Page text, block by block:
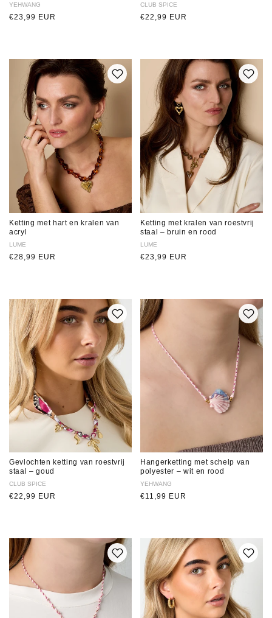
Verkoper:
YEHWANG
Normale
€23,99 EUR
Verkoper:
CLUB SPICE
Normale
€22,99 EUR
Ketting met hart en kralen van
acryl
Verkoper:
LUME
Normale
€28,99 EUR
Ketting met kralen van roestvrij
staal – bruin en rood
Verkoper:
LUME
Normale
€23,99 EUR
Gevlochten ketting van roestvrij
staal – goud
Verkoper:
CLUB SPICE
Normale
€22,99 EUR
Hangerketting met schelp van
polyester – wit en rood
Verkoper:
YEHWANG
Normale
€11,99 EUR